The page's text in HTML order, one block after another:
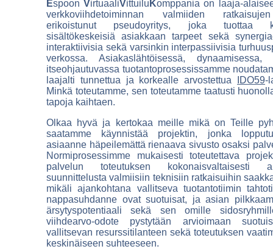
EspoonVirtuaaliVittuilu Komppania on laaja-
verkkoviihdetoiminnan valmiiden
erikoistunut pseudoyritys, joka tuottaa
sisältökeskeisiä asiakkaan tarpeet sekä
interaktiivisia sekä varsinkin interpassiivisia
verkossa. Asiakaslähtöisessä,
itseohjautuvassa tuotantoprosessissamme
laajalti tunnettua ja korkealle arvostettua
IDO59-
Minkä toteutamme, sen toteutamme taatusti
tapoja kaihtaen.
Olkaa hyvä ja kertokaa meille mikä on Teille
saatamme käynnistää projektin, jonka
asiaanne häpeilemättä rienaava sivusto osaksi
Normiprosessimme mukaisesti toteutettava
palvelun toteutuksen kokonaisvaltaisesti
suunnittelusta valmiisiin teknisiin ratkaisuihin
mikäli ajankohtana vallitseva tuotantotiimin
nappasuhdanne ovat suotuisat, ja asian
ärsytyspotentiaali sekä sen omille
viihdearvo-odote pystytään arvioimaan
vallitsevan resurssitilanteen sekä toteutuksen
keskinäiseen suhteeseen.